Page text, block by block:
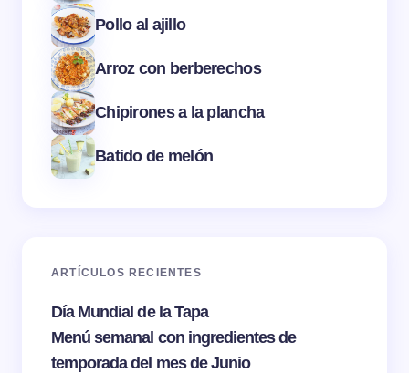
Pollo al ajillo
Arroz con berberechos
Chipirones a la plancha
Batido de melón
ARTÍCULOS RECIENTES
Día Mundial de la Tapa
Menú semanal con ingredientes de
temporada del mes de Junio